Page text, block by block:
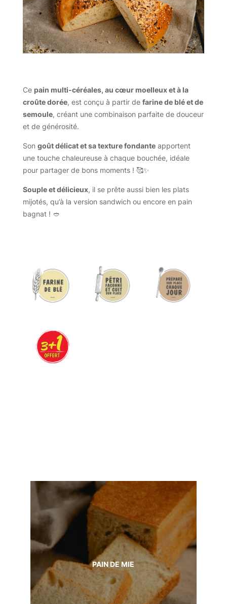
Ce pain multi-céréales, au cœur moelleux et à la
croûte dorée, est conçu à partir de farine de blé et de
semoule, créant une combinaison parfaite de douceur
et de générosité.
Son goût délicat et sa texture fondanteapportent
une touche chaleureuse à chaque bouchée, idéale
pour partager de bons moments ! 🥰✨
Souple et délicieux, il se prête aussi bien les plats
mijotés, qu’à la version sandwich ou encore en pain
bagnat ! 🥙
PAIN DE MIE